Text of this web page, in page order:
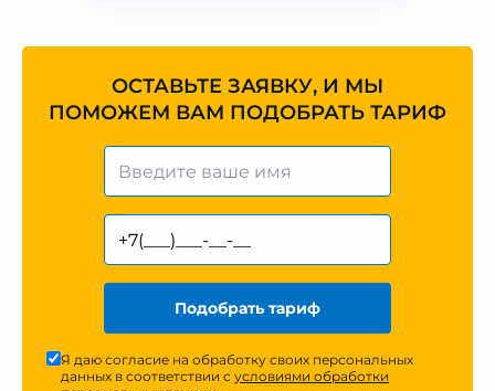
ОСТАВЬТЕ ЗАЯВКУ, И МЫ
ПОМОЖЕМ ВАМ ПОДОБРАТЬ ТАРИФ
Подобрать тариф
Я даю согласие на обработку своих персональных
данных в соответствии с условиями обработки